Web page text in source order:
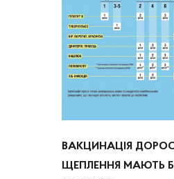
ВАКЦИНАЦІЯ
ЩЕПЛЕННЯ МАЮТЬ